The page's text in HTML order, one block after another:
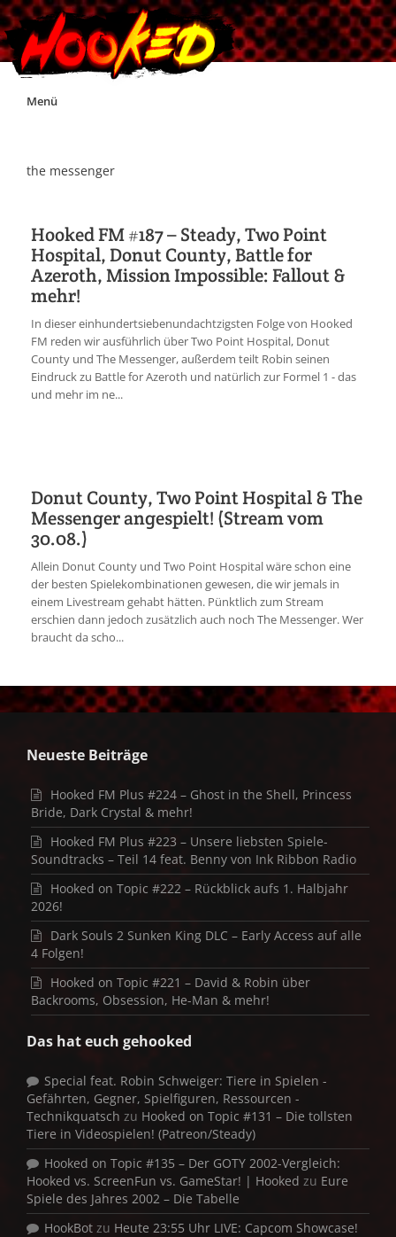
Skip
Menü
Impressum
Jobs
Discord
the messenger
Hooked FM #187 – Steady, Two Point
Hospital, Donut County, Battle for
Azeroth, Mission Impossible: Fallout &
mehr!
In dieser einhundertsiebenundachtzigsten Folge von Hooked
FM reden wir ausführlich über Two Point Hospital, Donut
County und The Messenger, außerdem teilt Robin seinen
Eindruck zu Battle for Azeroth und natürlich zur Formel 1 - das
und mehr im ne...
Donut County, Two Point Hospital & The
Messenger angespielt! (Stream vom
30.08.)
Allein Donut County und Two Point Hospital wäre schon eine
der besten Spielekombinationen gewesen, die wir jemals in
einem Livestream gehabt hätten. Pünktlich zum Stream
erschien dann jedoch zusätzlich auch noch The Messenger. Wer
braucht da scho...
Neueste Beiträge
Hooked FM Plus #224 – Ghost in the Shell, Princess
Bride, Dark Crystal & mehr!
Hooked FM Plus #223 – Unsere liebsten Spiele-
Soundtracks – Teil 14 feat. Benny von Ink Ribbon Radio
Hooked on Topic #222 – Rückblick aufs 1. Halbjahr
2026!
Dark Souls 2 Sunken King DLC – Early Access auf alle
4 Folgen!
Hooked on Topic #221 – David & Robin über
Backrooms, Obsession, He-Man & mehr!
Das hat euch gehooked
Special feat. Robin Schweiger: Tiere in Spielen -
Gefährten, Gegner, Spielfiguren, Ressourcen -
Technikquatsch zu Hooked on Topic #131 – Die tollsten
Tiere in Videospielen! (Patreon/Steady)
Hooked on Topic #135 – Der GOTY 2002-Vergleich:
Hooked vs. ScreenFun vs. GameStar! | Hooked zu Eure
Spiele des Jahres 2002 – Die Tabelle
HookBot zu Heute 23:55 Uhr LIVE: Capcom Showcase!